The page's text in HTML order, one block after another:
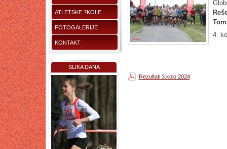
ATLETSKE ?KOLE
FOTOGALERIJE
KONTAKT
SLIKA DANA
4.
Rezultati 3.kolo 2024